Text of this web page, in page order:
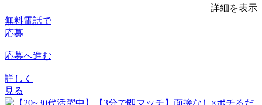
詳細を表示
無料電話で
応募
応募へ進む
詳しく
見る